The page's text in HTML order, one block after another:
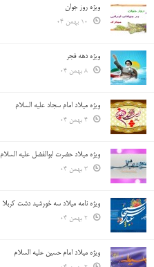
ویژه روز جوان
ویژه دهه فجر
ویژه میلاد امام سجاد علیه السلام
ویژه میلاد حضرت ابوالفضل علیه السلام
ویژه نامه میلاد سه خورشید دشت کربلا
ویژه میلاد امام حسین علیه السلام